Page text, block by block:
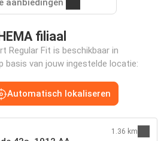
filiaal
Regular Fit is beschikbaar in
basis van jouw ingestelde locatie:
Automatisch lokaliseren
1.36 km